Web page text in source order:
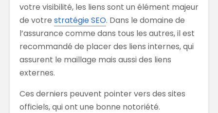
votre visibilité, les liens sont un élément majeur
de votre stratégie SEO. Dans le domaine de
l’assurance comme dans tous les autres, il est
recommandé de placer des liens internes, qui
assurent le maillage mais aussi des liens
externes.
Ces derniers peuvent pointer vers des sites
officiels, qui ont une bonne notoriété.